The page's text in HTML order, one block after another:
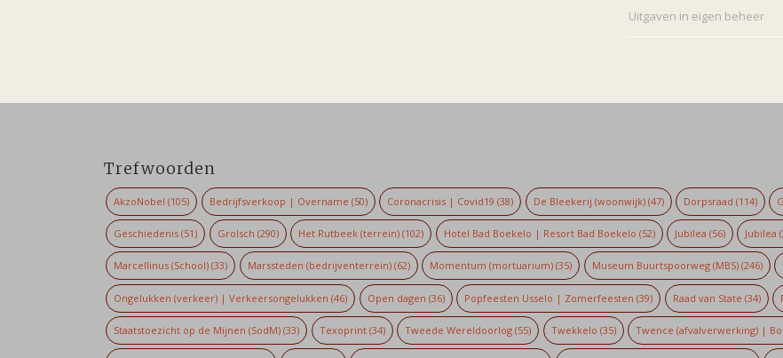
Uitgaven in eigen beheer
Trefwoorden
AkzoNobel (105) Bedrijfsverkoop | Overname (50) Coronacrisis | Covid19 (38) De Bleekerij (woonwijk)(47) Dorpsraad (114)
Geschiedenis (51) Grolsch (290) Het Rutbeek (terrein) (102) Hotel Bad Boekelo | Resort Bad Boekelo (52) Jubilea (56) Jubilea
Marcellinus (School) (33) Marssteden (bedrijventerrein)(62) Momentum (mortuarium) (35) Museum Buurtspoorweg (MBS)(246)
Ongelukken (verkeer) | Verkeersongelukken (46) Open dagen (36) Popfeesten Usselo | Zomerfeesten (39) Raad van State (34)
Staatstoezicht op de Mijnen (SodM) (33) Texoprint(34) Tweede Wereldoorlog (55) Twekkelo (35) Twence (afvalverwerking) |